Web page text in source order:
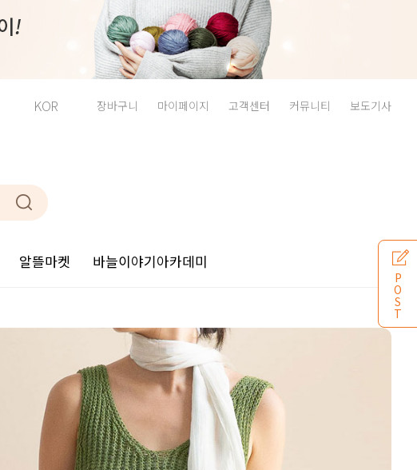
KOR 장바구니 마이페이지 고객센터 커뮤니티 보도기사
알뜰마켓 바늘이야기아카데미
P
O
S
T